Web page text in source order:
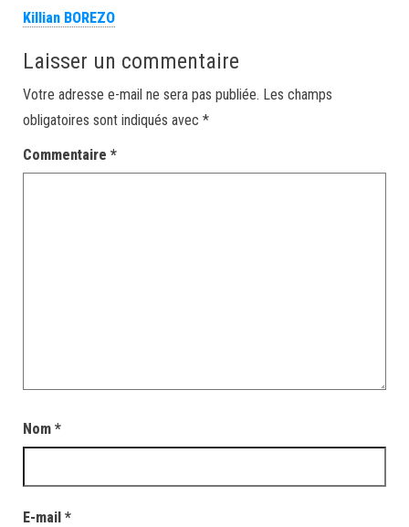
Killian BOREZO
Laisser un commentaire
Votre adresse e-mail ne sera pas publiée. Les champs
obligatoires sont indiqués avec *
Commentaire *
Nom *
E-mail *